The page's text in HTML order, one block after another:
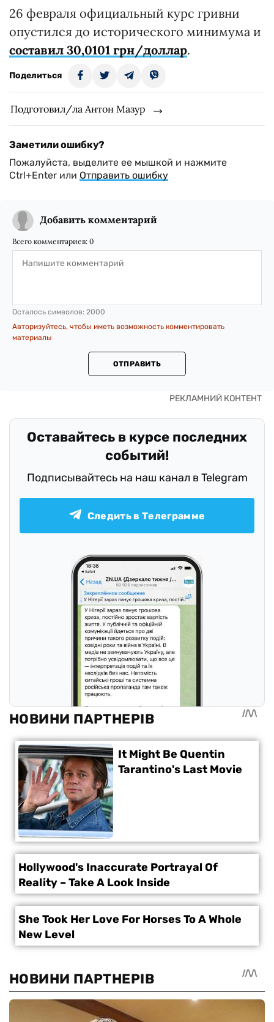
26 февраля официальный курс гривни
опустился до исторического минимума и
составил 30,0101 грн/доллар.
Поделиться
Подготовил/ла Антон Мазур
Заметили ошибку?
Пожалуйста, выделите ее мышкой и нажмите
Ctrl+Enter или Отправить ошибку
Добавить комментарий
Всего комментариев: 0
Осталось символов: 2000
Авторизуйтесь, чтобы иметь возможность комментировать
материалы
ОТПРАВИТЬ
Оставайтесь в курсе последних
событий!
Подписывайтесь на наш канал в Telegram
Следить в Телеграмме